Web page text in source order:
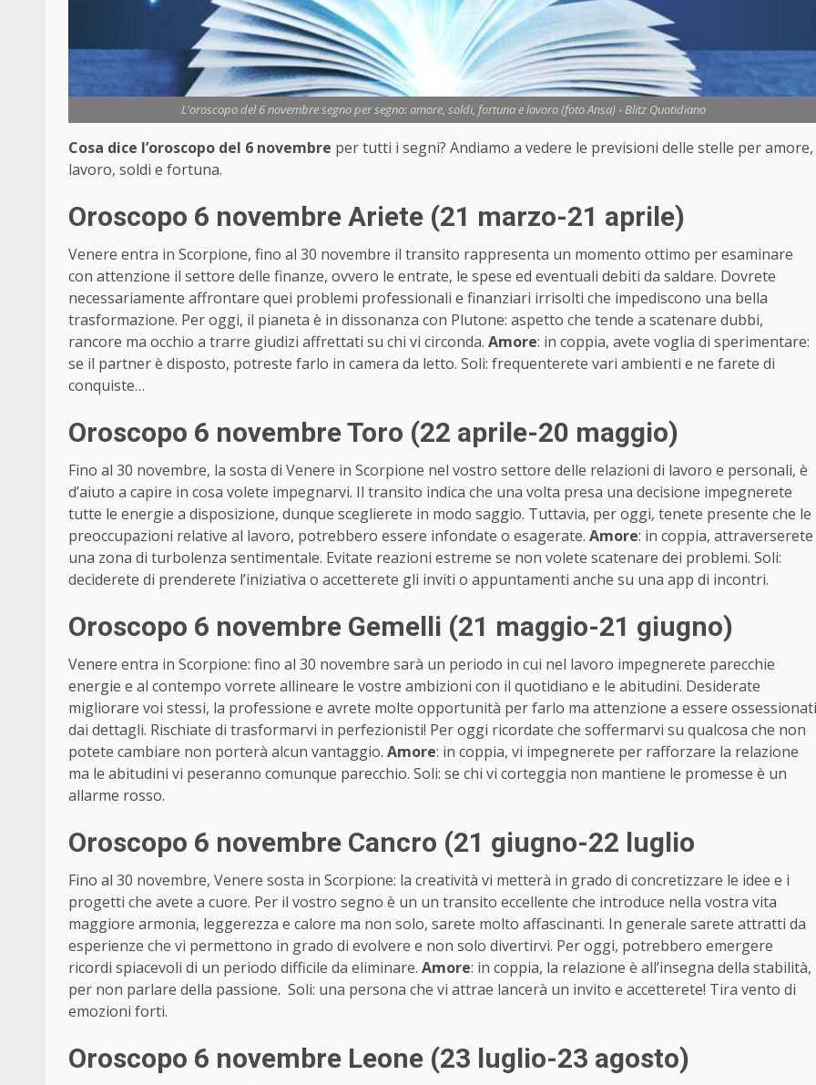
L'oroscopo del 6 novembre segno per segno: amore, soldi, fortuna e lavoro (foto Ansa) - Blitz Quotidiano
Cosa dice l’oroscopo del 6 novembre per tutti i segni? Andiamo a vedere le previsioni delle stelle per amore,
lavoro, soldi e fortuna.
Oroscopo 6 novembre Ariete (21 marzo-21 aprile)
Venere entra in Scorpione, fino al 30 novembre il transito rappresenta un momento ottimo per esaminare
con attenzione il settore delle finanze, ovvero le entrate, le spese ed eventuali debiti da saldare. Dovrete
necessariamente affrontare quei problemi professionali e finanziari irrisolti che impediscono una bella
trasformazione. Per oggi, il pianeta è in dissonanza con Plutone: aspetto che tende a scatenare dubbi,
rancore ma occhio a trarre giudizi affrettati su chi vi circonda. Amore: in coppia, avete voglia di sperimentare:
se il partner è disposto, potreste farlo in camera da letto. Soli: frequenterete vari ambienti e ne farete di
conquiste…
Oroscopo 6 novembre Toro (22 aprile-20 maggio)
Fino al 30 novembre, la sosta di Venere in Scorpione nel vostro settore delle relazioni di lavoro e personali, è
d’aiuto a capire in cosa volete impegnarvi. Il transito indica che una volta presa una decisione impegnerete
tutte le energie a disposizione, dunque sceglierete in modo saggio. Tuttavia, per oggi, tenete presente che le
preoccupazioni relative al lavoro, potrebbero essere infondate o esagerate. Amore: in coppia, attraverserete
una zona di turbolenza sentimentale. Evitate reazioni estreme se non volete scatenare dei problemi. Soli:
deciderete di prenderete l’iniziativa o accetterete gli inviti o appuntamenti anche su una app di incontri.
Oroscopo 6 novembre Gemelli (21 maggio-21 giugno)
Venere entra in Scorpione: fino al 30 novembre sarà un periodo in cui nel lavoro impegnerete parecchie
energie e al contempo vorrete allineare le vostre ambizioni con il quotidiano e le abitudini. Desiderate
migliorare voi stessi, la professione e avrete molte opportunità per farlo ma attenzione a essere ossessionati
dai dettagli. Rischiate di trasformarvi in perfezionisti! Per oggi ricordate che soffermarvi su qualcosa che non
potete cambiare non porterà alcun vantaggio. Amore: in coppia, vi impegnerete per rafforzare la relazione
ma le abitudini vi peseranno comunque parecchio. Soli: se chi vi corteggia non mantiene le promesse è un
allarme rosso.
Oroscopo 6 novembre Cancro (21 giugno-22 luglio
Fino al 30 novembre, Venere sosta in Scorpione: la creatività vi metterà in grado di concretizzare le idee e i
progetti che avete a cuore. Per il vostro segno è un un transito eccellente che introduce nella vostra vita
maggiore armonia, leggerezza e calore ma non solo, sarete molto affascinanti. In generale sarete attratti da
esperienze che vi permettono in grado di evolvere e non solo divertirvi. Per oggi, potrebbero emergere
ricordi spiacevoli di un periodo difficile da eliminare. Amore: in coppia, la relazione è all’insegna della stabilità,
per non parlare della passione. Soli: una persona che vi attrae lancerà un invito e accetterete! Tira vento di
emozioni forti.
Oroscopo 6 novembre Leone (23 luglio-23 agosto)